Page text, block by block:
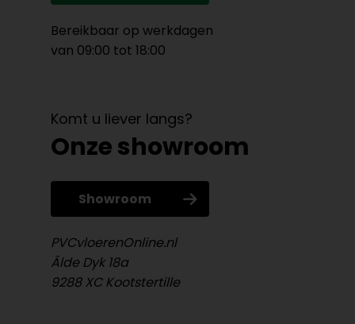
Bereikbaar op werkdagen
van 09:00 tot 18:00
Komt u liever langs?
Onze showroom
Showroom
PVCvloerenOnline.nl
Âlde Dyk 18a
9288 XC Kootstertille